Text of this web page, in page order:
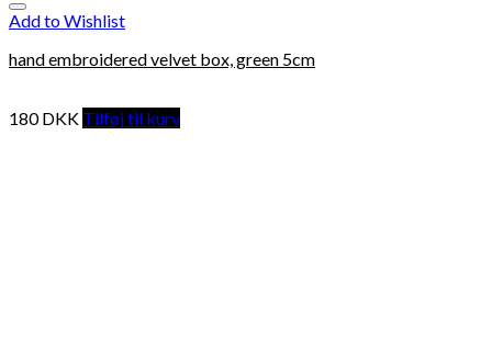
Add to Wishlist
hand embroidered velvet box, green 5cm
180DKK Tilføj til kurv